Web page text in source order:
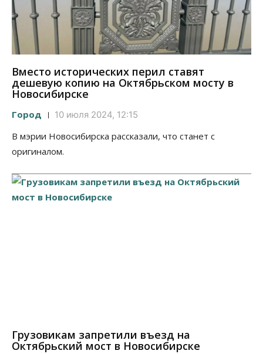
Вместо исторических перил ставят
дешевую копию на Октябрьском мосту в
Новосибирске
Город 10 июля 2024, 12:15
В мэрии Новосибирска рассказали, что станет с
оригиналом.
Грузовикам запретили въезд на
Октябрьский мост в Новосибирске